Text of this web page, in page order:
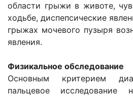
области грыжи в животе,
ходьбе, диспепсические
грыжах мочевого пузыря
явления.
Физикальное обследование
Основным критерием
пальцевое исследование